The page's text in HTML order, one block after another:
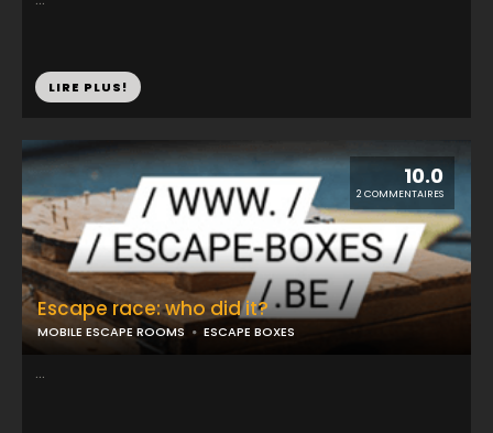
LIRE PLUS!
10.0
2 COMMENTAIRES
Escape race: who did it?
MOBILE ESCAPE ROOMS ESCAPE BOXES
...